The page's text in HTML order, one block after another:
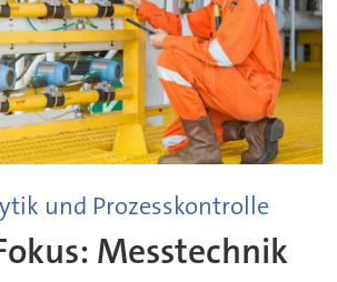
und Prozesskontrolle
Messtechnik